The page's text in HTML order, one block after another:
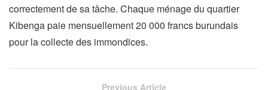
correctement de sa tâche. Chaque ménage du quartier
Kibenga paie mensuellement 20 000 francs burundais
pour la collecte des immondices.
Previous Article